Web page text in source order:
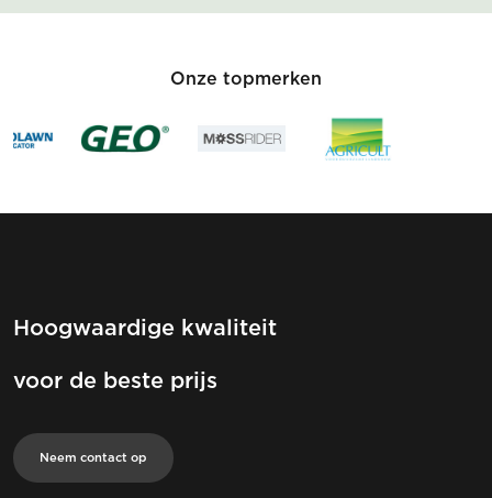
Onze topmerken
Hoogwaardige kwaliteit
voor de beste prijs
Neem contact op